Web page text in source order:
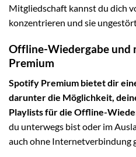
Mitgliedschaft kannst du dich
konzentrieren und sie
Offline-Wiedergabe und
Premium
Spotify Premium bietet dir
darunter die Möglichkeit,
Playlists für die Offline-
du unterwegs bist oder im
auch ohne Internetverbindung